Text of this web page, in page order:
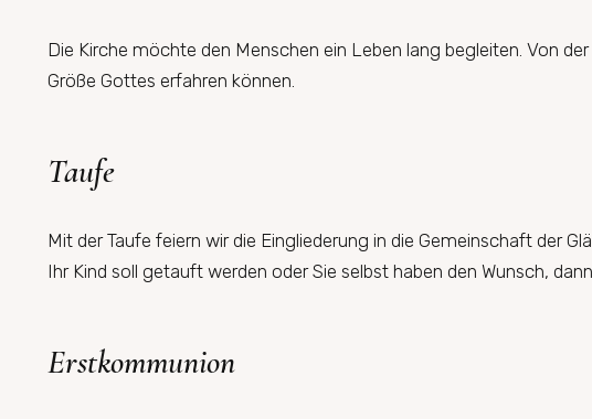
Die Kirche möchte den Menschen ein Leben lang begleiten. Von
Größe Gottes erfahren können.
Taufe
Mit der Taufe feiern wir die Eingliederung in die Gemeinschaft der
Ihr Kind soll getauft werden oder Sie selbst haben den Wunsch,
Erstkommunion